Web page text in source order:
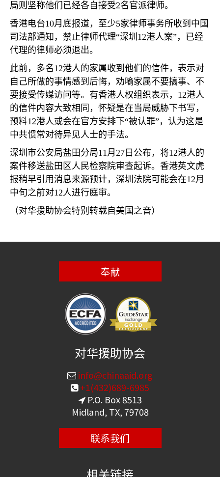
局则坚称他们已经各自接受2名官派律师。
香港电台10月底报道，至少5家律师事务所收到中国
司法部通知，禁止律师代理“深圳 12港人案”，已经
代理的律师必须退出。
此前，多名12港人的家属收到他们的信件，表示对
自己所做的事情感到后悔，劝喻家属不要搞事、不
要接受传媒访问等。有香港人权组织表示， 12港人
的信件内容大致相同，怀疑是在当局威胁下书写，
预料12港人或会在官方安排下“被认罪”，认为这是
中共惯常对待异见人士的手法。
深圳市公安局盐田分局11月 27 日公布，将12港人的
案件移送盐田区人民检察院审查起诉。香港英文虎
报稍早引用消息来源预计，深圳法院可能会在12月
中旬之前对12人进行庭审。
（对华援助协会特别转载自美国之音）
奉献
对华援助协会
info@chinaaid.org
+1(432)689-6985
P.O. Box 8513
Midland, TX, 79708
联系我们